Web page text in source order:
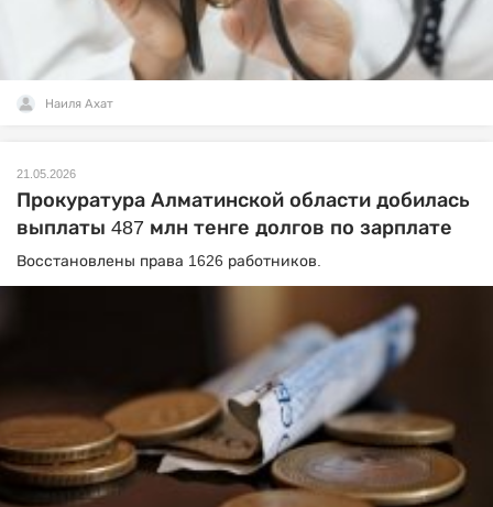
Наиля Ахат
21.05.2026
Прокуратура Алматинской области добилась
выплаты 487 млн тенге долгов по зарплате
Восстановлены права 1626 работников.